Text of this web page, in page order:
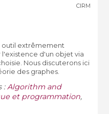
CIRM
outil extrêmement
l'existence d'un objet via
Nous discuterons ici
des graphes.
:Algorithm and
et programmation,